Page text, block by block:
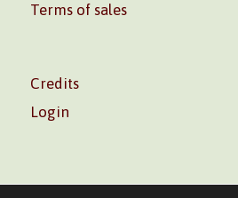
Terms of sales
Credits
Login